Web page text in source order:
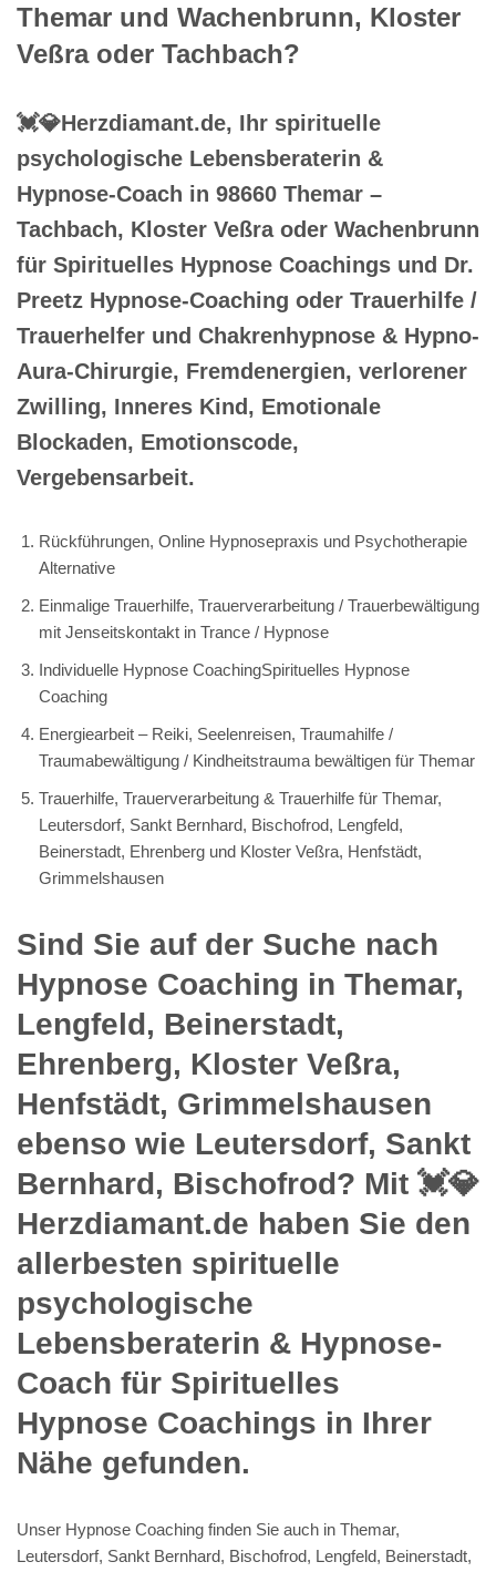
Themar und Wachenbrunn, Kloster
Veßra oder Tachbach?
💓️💎Herzdiamant.de, Ihr spirituelle
psychologische Lebensberaterin &
Hypnose-Coach in 98660 Themar –
Tachbach, Kloster Veßra oder Wachenbrunn
für Spirituelles Hypnose Coachings und Dr.
Preetz Hypnose-Coaching oder Trauerhilfe /
Trauerhelfer und Chakrenhypnose & Hypno-
Aura-Chirurgie, Fremdenergien, verlorener
Zwilling, Inneres Kind, Emotionale
Blockaden, Emotionscode,
Vergebensarbeit.
Rückführungen, Online Hypnosepraxis und Psychotherapie
Alternative
Einmalige Trauerhilfe, Trauerverarbeitung / Trauerbewältigung
mit Jenseitskontakt in Trance / Hypnose
Individuelle Hypnose CoachingSpirituelles Hypnose
Coaching
Energiearbeit – Reiki, Seelenreisen, Traumahilfe /
Traumabewältigung / Kindheitstrauma bewältigen für Themar
Trauerhilfe, Trauerverarbeitung & Trauerhilfe für Themar,
Leutersdorf, Sankt Bernhard, Bischofrod, Lengfeld,
Beinerstadt, Ehrenberg und Kloster Veßra, Henfstädt,
Grimmelshausen
Sind Sie auf der Suche nach
Hypnose Coaching in Themar,
Lengfeld, Beinerstadt,
Ehrenberg, Kloster Veßra,
Henfstädt, Grimmelshausen
ebenso wie Leutersdorf, Sankt
Bernhard, Bischofrod? Mit 💓️💎
Herzdiamant.de haben Sie den
allerbesten spirituelle
psychologische
Lebensberaterin & Hypnose-
Coach für Spirituelles
Hypnose Coachings in Ihrer
Nähe gefunden.
Unser Hypnose Coaching finden Sie auch in Themar,
Leutersdorf, Sankt Bernhard, Bischofrod, Lengfeld, Beinerstadt,